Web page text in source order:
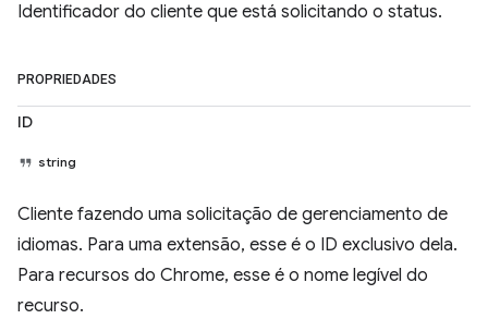
Identificador do cliente que está solicitando o status.
PROPRIEDADES
ID
string
Cliente fazendo uma solicitação de gerenciamento de
idiomas. Para uma extensão, esse é o ID exclusivo dela.
Para recursos do Chrome, esse é o nome legível do
recurso.